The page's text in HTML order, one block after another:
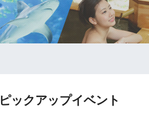
ピックアップイベント